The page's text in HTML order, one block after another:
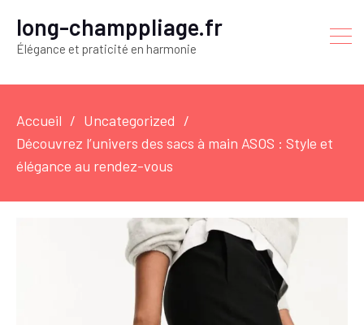
long-champpliage.fr
Élégance et praticité en harmonie
Accueil
Uncategorized
Découvrez l’univers des sacs à main ASOS : Style et
élégance au rendez-vous